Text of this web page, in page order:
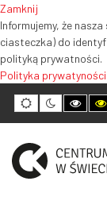
Zamknij
Informujemy, że
ciasteczka) do
polityką prywatności.
Polityka prywatyności
Tryb
domyślny
Tryb
nocny
Tryb
biały